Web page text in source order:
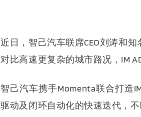
近日，智己汽车联席CEO刘涛和
对比高速更复杂的城市路况，IM
智己汽车携手Momenta联合打造
驱动及闭环自动化的快速迭代，不